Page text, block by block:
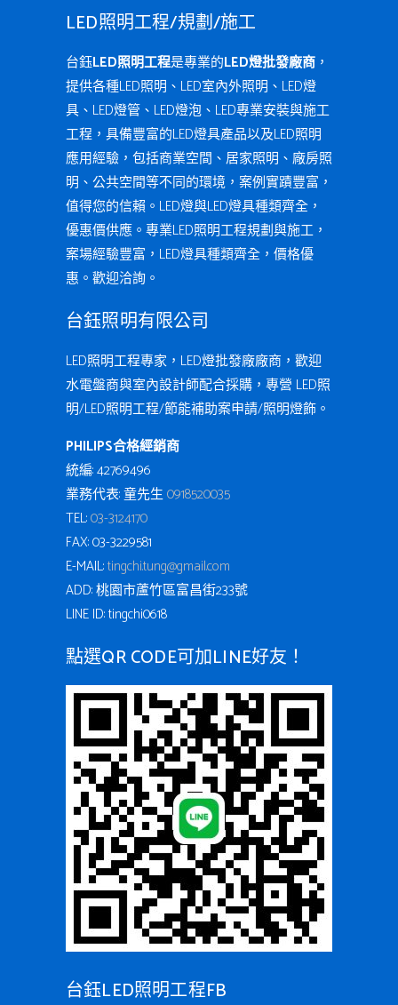
LED照明工程/規劃/施工
台鈺LED照明工程是專業的LED燈批發廠商 ，
提供各種LED照明、LED室內外照明、LED燈
具、LED燈管、LED燈泡、LED專業安裝與施工
工程，具備豐富的LED燈具產品以及LED照明
應用經驗，包括商業空間、居家照明、廠房照
明、公共空間等不同的環境，案例實蹟豐富，
值得您的信賴。LED燈與LED燈具種類齊全，
優惠價供應。專業LED照明工程規劃與施工，
案場經驗豐富，LED燈具種類齊全，價格優
惠。歡迎洽詢。
台鈺照明有限公司
LED照明工程專家，LED燈批發廠廠商，歡迎
水電盤商與室內設計師配合採購，專營 LED照
明/LED照明工程/節能補助案申請/照明燈飾。
PHILIPS合格經銷商
統編: 42769496
業務代表: 童先生0918520035
TEL:03-3124170
FAX: 03-3229581
E-MAIL:tingchi.tung@gmail.com
ADD: 桃園市蘆竹區富昌街233號
LINE ID: tingchi0618
點選QR CODE可加LINE好友！
台鈺LED照明工程FB